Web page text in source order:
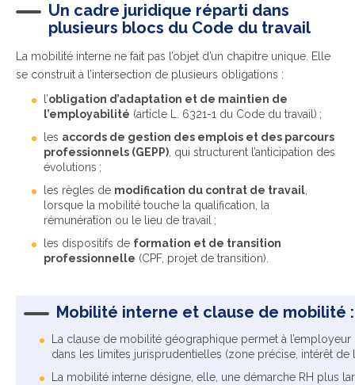
Un cadre juridique réparti dans
plusieurs blocs du Code du travail
La mobilité interne ne fait pas l’objet d’un chapitre unique. Elle
se construit à l’intersection de plusieurs obligations :
l’obligation d’adaptation et de maintien de
l’employabilité (article L. 6321-1 du Code du travail) ;
les accords de gestion des emplois et des parcours
professionnels (GEPP) , qui structurent l’anticipation des
évolutions ;
les règles de modification du contrat de travail
lorsque la mobilité touche la qualification, la
rémunération ou le lieu de travail ;
les dispositifs de formation et de transition
professionnelle (CPF, projet de transition).
Mobilité interne et clause de mobilité
La clause de mobilité géographique permet à
dans les limites jurisprudentielles (zone précise, intérêt de
La mobilité interne désigne, elle, une démarche RH plus